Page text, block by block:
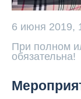
6 июня 2019,
При полном
обязательна!